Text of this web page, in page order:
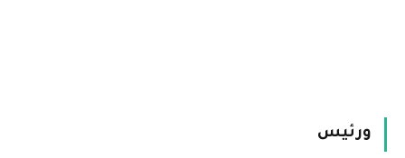
ورئيس